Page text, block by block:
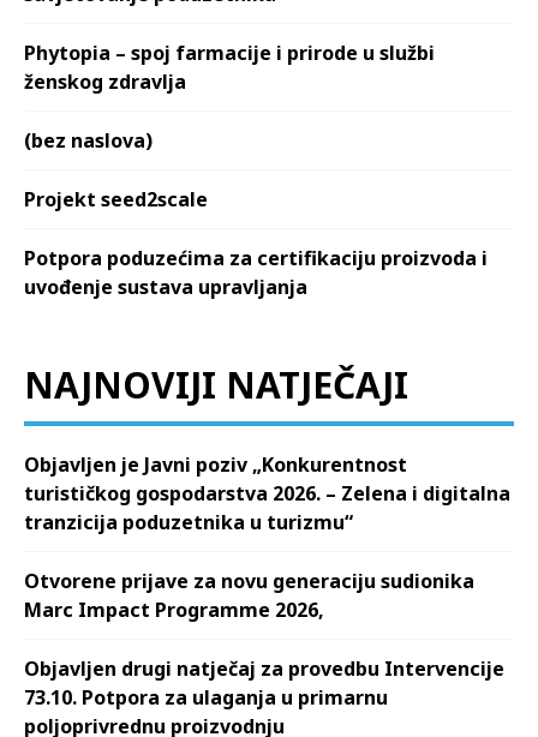
Phytopia – spoj farmacije i prirode u službi
ženskog zdravlja
(bez naslova)
Projekt seed2scale
Potpora poduzećima za certifikaciju proizvoda i
uvođenje sustava upravljanja
NAJNOVIJI NATJEČAJI
Objavljen je Javni poziv „Konkurentnost
turističkog gospodarstva 2026. – Zelena i digitalna
tranzicija poduzetnika u turizmu“
Otvorene prijave za novu generaciju sudionika
Marc Impact Programme 2026,
Objavljen drugi natječaj za provedbu Intervencije
73.10. Potpora za ulaganja u primarnu
poljoprivrednu proizvodnju